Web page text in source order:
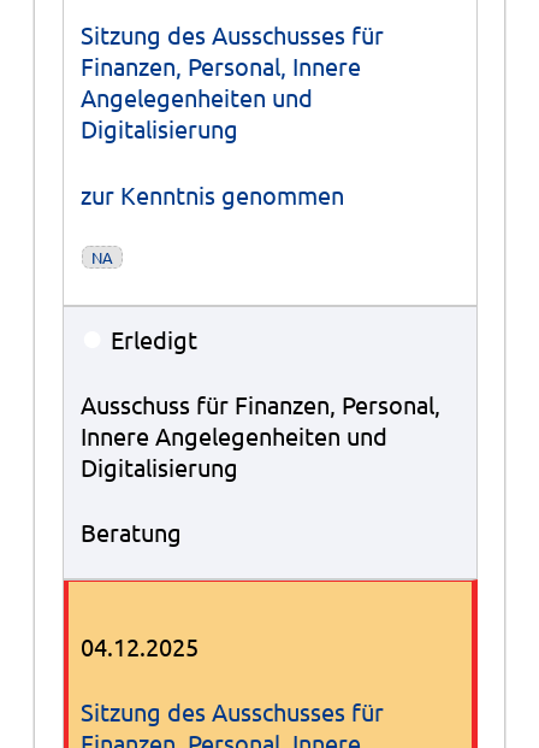
Sitzung des Ausschusses für
Finanzen, Personal, Innere
Angelegenheiten und
Digitalisierung
zur Kenntnis genommen
NA
Erledigt
Ausschuss für Finanzen, Personal,
Innere Angelegenheiten und
Digitalisierung
Beratung
04.12.2025
Sitzung des Ausschusses für